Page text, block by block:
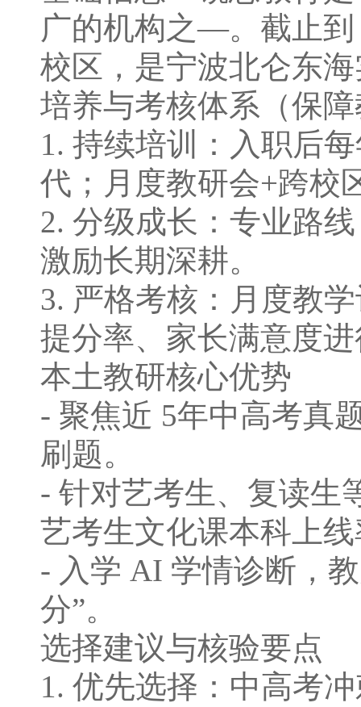
⼴的机构之—。截⽌到
校区，是宁波北仑东
培养与考核体系（保
1. 持续培训：⼊职后
代；⽉度教研会+跨校
2. 分级成⻓：专业路
激励⻓期深耕。
3. 严格考核：⽉度教
提分率、家⻓满意度
本⼟教研核⼼优势
- 聚焦近 5年中⾼考真
刷题。
- 针对艺考⽣、复读⽣
艺考⽣⽂化课本科上线
- ⼊学 AI 学情诊断，
分”。
选择建议与核验要点
1. 优先选择：中⾼考